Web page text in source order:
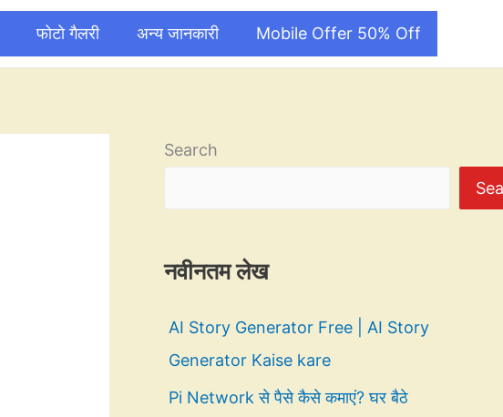
फोटो गैलरी अन्य जानकारी Mobile Offer 50% Off
Search
नवीनतम लेख
AI Story Generator Free | AI Story
Generator Kaise kare
Pi Network से पैसे कैसे कमाएं? घर बैठे